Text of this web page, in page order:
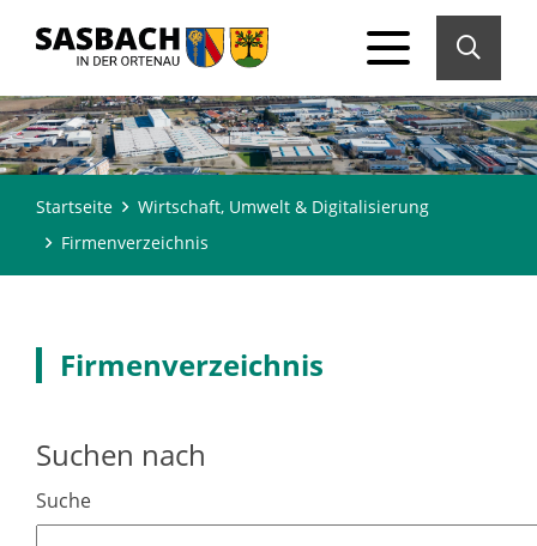
Startseite
Wirtschaft, Umwelt & Digitalisierung
Firmenverzeichnis
Firmenverzeichnis
Suchen nach
Suche